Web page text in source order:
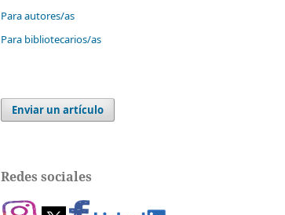
Para autores/as
Para bibliotecarios/as
Enviar un artículo
Redes sociales